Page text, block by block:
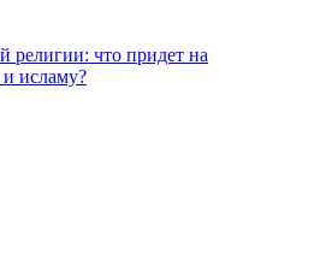
религии: что придет на
и исламу?